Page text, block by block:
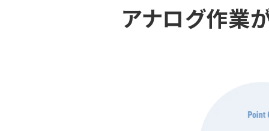
アナログ作業